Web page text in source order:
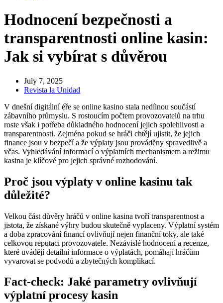
Hodnocení bezpečnosti a
transparentnosti online kasin:
Jak si vybírat s důvěrou
July 7, 2025
Revista la Unidad
V dnešní digitální éře se online kasino stala nedílnou součástí
zábavního průmyslu. S rostoucím počtem provozovatelů na trhu
roste však i potřeba důkladného hodnocení jejich spolehlivosti a
transparentnosti. Zejména pokud se hráči chtějí ujistit, že jejich
finance jsou v bezpečí a že výplaty jsou prováděny spravedlivě a
včas. Vyhledávání informací o výplatních mechanismem a režimu
kasina je klíčové pro jejich správné rozhodování.
Proč jsou výplaty v online kasinu tak
důležité?
Velkou část důvěry hráčů v online kasina tvoří transparentnost a
jistota, že získané výhry budou skutečně vyplaceny. Výplatní systém
a doba zpracování financí ovlivňují nejen finanční toky, ale také
celkovou reputaci provozovatele. Nezávislé hodnocení a recenze,
které uvádějí detailní informace o výplatách, pomáhají hráčům
vyvarovat se podvodů a zbytečných komplikací.
Fact-check: Jaké parametry ovlivňují
výplatní procesy kasin